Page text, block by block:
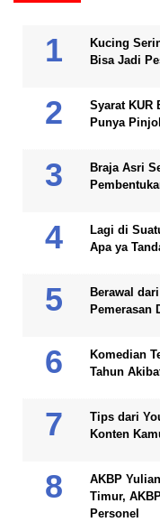
Kucing
Bisa Jadi
Syarat KUR
Punya
Braja Asri
Lagi di
Apa ya
Berawal
Pemerasan
Komedian
Tahun
Tips dari
Konten
AKBP
Timur,
Personel